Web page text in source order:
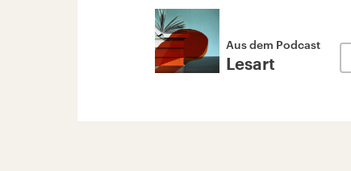
Aus dem Podcast
Lesart